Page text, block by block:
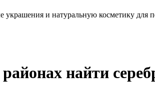
и натуральную косметику для
найти